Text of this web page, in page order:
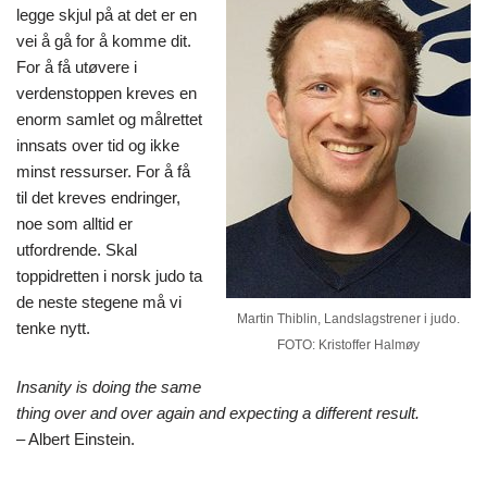
Martin Thiblin, Landslagstrener i judo.
FOTO: Kristoffer Halmøy
legge skjul på at det er en
vei å gå for å komme dit.
For å få utøvere i
verdenstoppen kreves en
enorm samlet og målrettet
innsats over tid og ikke
minst ressurser. For å få
til det kreves endringer,
noe som alltid er
utfordrende. Skal
toppidretten i norsk judo ta
de neste stegene må vi
tenke nytt.
Insanity is doing the same
thing over and over again and expecting a different result.
– Albert Einstein.